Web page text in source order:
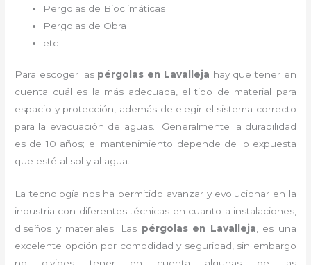
Pergolas de Bioclimáticas
Pergolas de Obra
etc
Para escoger las pérgolas en Lavalleja hay que tener en
cuenta cuál es la más adecuada, el tipo de material para
espacio y protección, además de elegir el sistema correcto
para la evacuación de aguas. Generalmente la durabilidad
es de 10 años; el mantenimiento depende de lo expuesta
que esté al sol y al agua.
La tecnología nos ha permitido avanzar y evolucionar en la
industria con diferentes técnicas en cuanto a instalaciones,
diseños y materiales. Las pérgolasen Lavalleja , es una
excelente opción por comodidad y seguridad, sin embargo